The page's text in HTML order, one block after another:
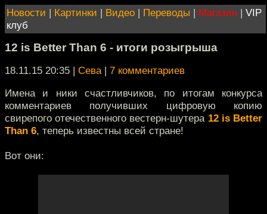
Новости | Картинки | Видео | Переводы | Магазин | VIP
клуб
12 is Better Than 6 - итоги розыгрыша
18.11.15 20:35 | Сева| 7 комментариев
Имена и ники счастливчиков, по итогам конкурса
комментариев получивших цифровую копию
свирепого отечественного вестерн-шутера 12 is Better
Than 6, теперь известны всей стране!
Вот они: